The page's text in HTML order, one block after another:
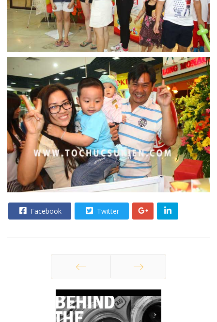
Facebook Twitter
Trang trước Trang sau